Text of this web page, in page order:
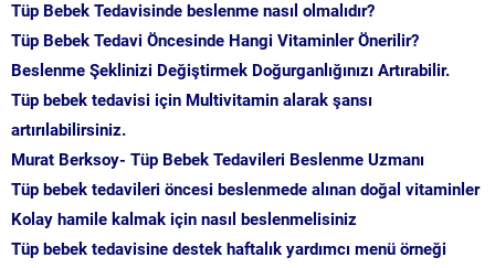
Tüp Bebek Tedavisinde beslenme nasıl olmalıdır?
Tüp Bebek Tedavi Öncesinde Hangi Vitaminler Önerilir?
Beslenme Şeklinizi Değiştirmek Doğurganlığınızı Artırabilir.
Tüp bebek tedavisi için Multivitamin alarak şansı
artırılabilirsiniz.
Murat Berksoy- Tüp Bebek Tedavileri Beslenme Uzmanı
Tüp bebek tedavileri öncesi beslenmede alınan doğal vitaminler
Kolay hamile kalmak için nasıl beslenmelisiniz
Tüp bebek tedavisine destek haftalık yardımcı menü örneği